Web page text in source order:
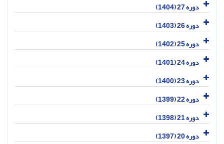
دوره 27 (1404)
دوره 26 (1403)
دوره 25 (1402)
دوره 24 (1401)
دوره 23 (1400)
دوره 22 (1399)
دوره 21 (1398)
دوره 20 (1397)